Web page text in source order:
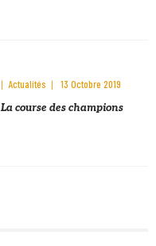
Actualités
13 Octobre 2019
course des champions